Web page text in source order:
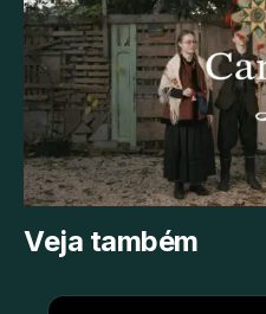
Veja também